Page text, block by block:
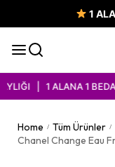
1
| 1 ALANA 1
Home / Tüm Ürünler /
Chanel Change Eau